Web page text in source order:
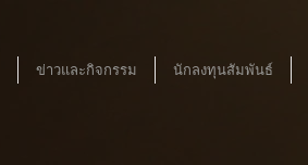
ข่าวและกิจกรรม นักลงทุนสัมพันธ์